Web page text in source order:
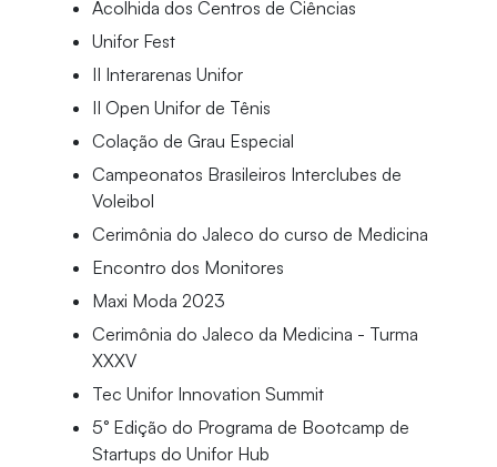
Acolhida dos Centros de Ciências
Unifor Fest
II Interarenas Unifor
II Open Unifor de Tênis
Colação de Grau Especial
Campeonatos Brasileiros Interclubes de
Voleibol
Cerimônia do Jaleco do curso de Medicina
Encontro dos Monitores
Maxi Moda 2023
Cerimônia do Jaleco da Medicina - Turma
XXXV
Tec Unifor Innovation Summit
5° Edição do Programa de Bootcamp de
Startups do Unifor Hub